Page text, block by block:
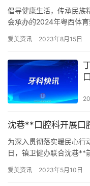
倡导健康生活，传承民族
会承办的2024年粤西体
爱美资讯 2023年8月15日
沈巷**口腔科开展口
为深入贯彻落实暖民心行
日，镇卫健办联合沈巷**
爱美资讯 2023年5月10日